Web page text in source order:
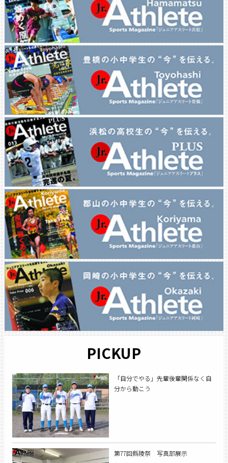
PICKUP
「自分でやる」先輩後輩関係なく自
分から動こう
第77回縣陵祭 写真部展示